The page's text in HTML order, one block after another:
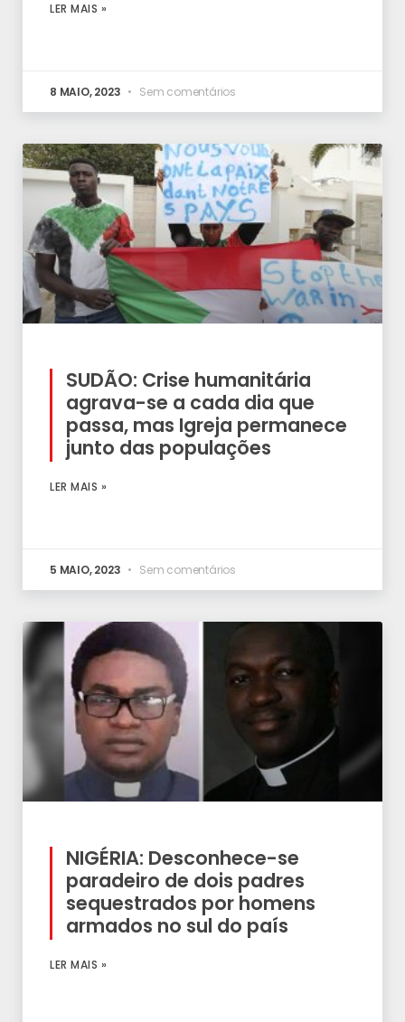
LER MAIS »
8 MAIO, 2023 Sem comentários
SUDÃO: Crise humanitária
agrava-se a cada dia que
passa, mas Igreja permanece
junto das populações
LER MAIS »
5 MAIO, 2023 Sem comentários
NIGÉRIA: Desconhece-se
paradeiro de dois padres
sequestrados por homens
armados no sul do país
LER MAIS »